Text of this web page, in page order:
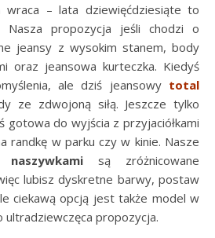
wraca – lata dziewięćdziesiąte to
propozycja jeśli chodzi o
jeansy z wysokim stanem, body
oraz jeansowa kurteczka. Kiedyś
ale dziś jeansowy total
ze zdwojoną siłą. Jeszcze tylko
do wyjścia z przyjaciółkami
randkę w parku czy w kinie. Nasze
są zróżnicowane
lubisz dyskretne barwy, postaw
ciekawą opcją jest także model w
ultradziewczęca propozycja.